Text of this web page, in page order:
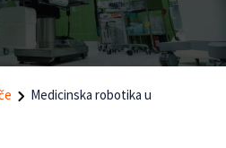
Medicinska robotika u